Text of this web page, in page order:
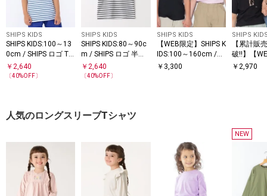
SHIPS KIDS
SHIPS KIDS:100～13
0cm / SHIPS ロゴ TE
E￥ 2,640
〔40%OFF〕
SHIPS KIDS
SHIPS KIDS:80～90c
m / SHIPS ロゴ 半袖T
シャツ
￥ 2,640
〔40%OFF〕
SHIPS KIDS
【WEB限定】SHIPS K
IDS:100～160cm /
〈家族おそろい〉SHI
￥ 3,300
SHIPS
【累計販
破!!】【
HIPS
￥ 2,970
人気のロングスリーブTシャツ
NEW